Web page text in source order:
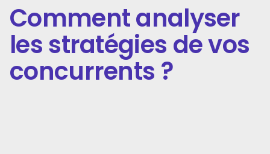
Comment analyser
les stratégies de vos
concurrents ?